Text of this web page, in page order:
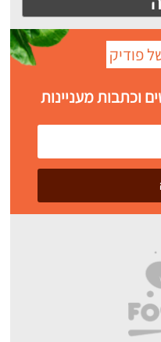
פודיק
וכתבות מעניינות